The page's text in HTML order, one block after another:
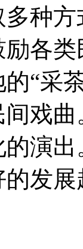
种
各
“采
戏
演
发展